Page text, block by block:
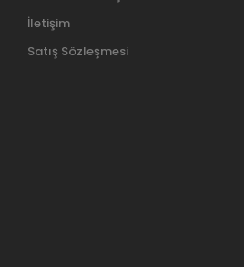
İletişim
Satış Sözleşmesi